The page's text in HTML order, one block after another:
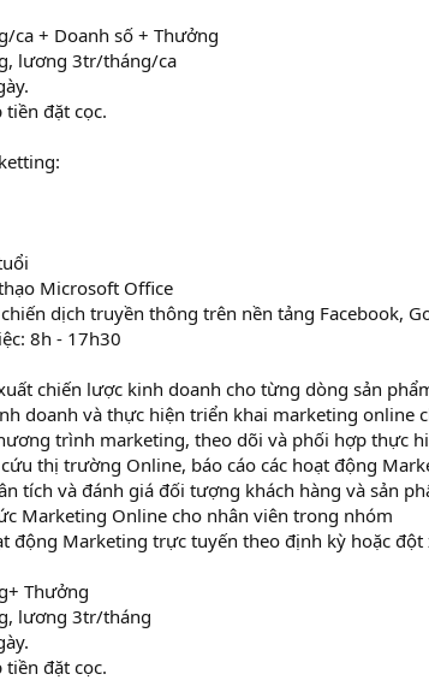
ca + Doanh số + Thưởng
lương 3tr/tháng/ca
đặt cọc.
Microsoft Office
dịch truyền thông trên nền tảng Facebook,
8h - 17h30
chiến lược kinh doanh cho từng dòng sản
doanh và thực hiện triển khai marketing online
trình marketing, theo dõi và phối hợp thực
thị trường Online, báo cáo các hoạt động
tích và đánh giá đối tượng khách hàng và sản
Marketing Online cho nhân viên trong nhóm
động Marketing trực tuyến theo định kỳ hoặc đột
Thưởng
lương 3tr/tháng
đặt cọc.